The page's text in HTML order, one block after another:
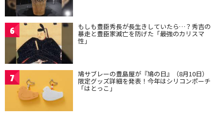
6 もしも豊臣秀長が長生きしていたら…？秀吉の
暴走と豊臣家滅亡を防げた「最強のカリスマ
性」
7 鳩サブレーの豊島屋が『鳩の日』（8月10日）
限定グッズ詳細を発表！今年はシリコンポーチ
「はとっこ」